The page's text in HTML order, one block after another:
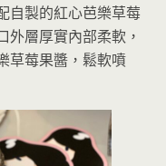
自製的紅心芭樂草莓
外層厚實內部柔軟，
草莓果醬，鬆軟噴